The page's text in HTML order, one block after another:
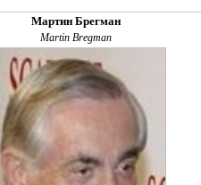
Мартин Брегман
Martin Bregman